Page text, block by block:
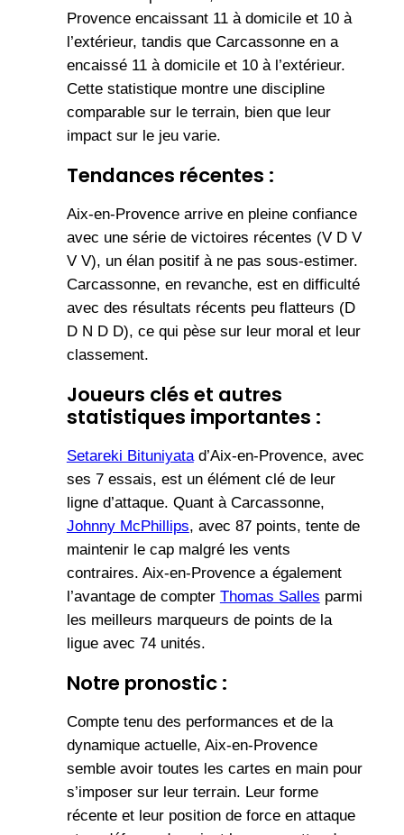
Provence encaissant 11 à domicile et 10 à
l’extérieur, tandis que Carcassonne en a
encaissé 11 à domicile et 10 à l’extérieur.
Cette statistique montre une discipline
comparable sur le terrain, bien que leur
impact sur le jeu varie.
Tendances récentes :
Aix-en-Provence arrive en pleine confiance
avec une série de victoires récentes (V D V
V V), un élan positif à ne pas sous-estimer.
Carcassonne, en revanche, est en difficulté
avec des résultats récents peu flatteurs (D
D N D D), ce qui pèse sur leur moral et leur
classement.
Joueurs clés et autres
statistiques importantes :
Setareki Bituniyatad’Aix-en-Provence, avec
ses 7 essais, est un élément clé de leur
ligne d’attaque. Quant à Carcassonne,
Johnny McPhillips, avec 87 points, tente de
maintenir le cap malgré les vents
contraires. Aix-en-Provence a également
l’avantage de compter Thomas Salles parmi
les meilleurs marqueurs de points de la
ligue avec 74 unités.
Notre pronostic :
Compte tenu des performances et de la
dynamique actuelle, Aix-en-Provence
semble avoir toutes les cartes en main pour
s’imposer sur leur terrain. Leur forme
récente et leur position de force en attaque